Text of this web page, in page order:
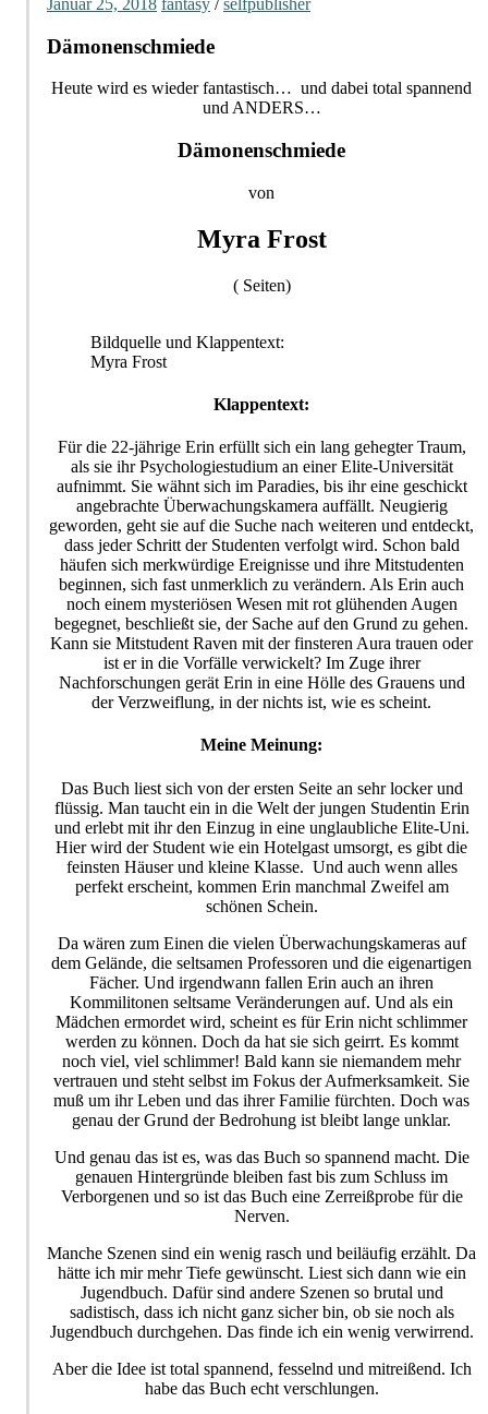
Januar 25, 2018 fantasy /selfpublisher
Dämonenschmiede
Heute wird es wieder fantastisch… und dabei total spannend
und ANDERS…
Dämonenschmiede
von
Myra Frost
( Seiten)
Bildquelle und Klappentext:
Myra Frost
Klappentext:
Für die 22-jährige Erin erfüllt sich ein lang gehegter Traum,
als sie ihr Psychologiestudium an einer Elite-Universität
aufnimmt. Sie wähnt sich im Paradies, bis ihr eine geschickt
angebrachte Überwachungskamera auffällt. Neugierig
geworden, geht sie auf die Suche nach weiteren und entdeckt,
dass jeder Schritt der Studenten verfolgt wird. Schon bald
häufen sich merkwürdige Ereignisse und ihre Mitstudenten
beginnen, sich fast unmerklich zu verändern. Als Erin auch
noch einem mysteriösen Wesen mit rot glühenden Augen
begegnet, beschließt sie, der Sache auf den Grund zu gehen.
Kann sie Mitstudent Raven mit der finsteren Aura trauen oder
ist er in die Vorfälle verwickelt? Im Zuge ihrer
Nachforschungen gerät Erin in eine Hölle des Grauens und
der Verzweiflung, in der nichts ist, wie es scheint.
Meine Meinung:
Das Buch liest sich von der ersten Seite an sehr locker und
flüssig. Man taucht ein in die Welt der jungen Studentin Erin
und erlebt mit ihr den Einzug in eine unglaubliche Elite-Uni.
Hier wird der Student wie ein Hotelgast umsorgt, es gibt die
feinsten Häuser und kleine Klasse. Und auch wenn alles
perfekt erscheint, kommen Erin manchmal Zweifel am
schönen Schein.
Da wären zum Einen die vielen Überwachungskameras auf
dem Gelände, die seltsamen Professoren und die eigenartigen
Fächer. Und irgendwann fallen Erin auch an ihren
Kommilitonen seltsame Veränderungen auf. Und als ein
Mädchen ermordet wird, scheint es für Erin nicht schlimmer
werden zu können. Doch da hat sie sich geirrt. Es kommt
noch viel, viel schlimmer! Bald kann sie niemandem mehr
vertrauen und steht selbst im Fokus der Aufmerksamkeit. Sie
muß um ihr Leben und das ihrer Familie fürchten. Doch was
genau der Grund der Bedrohung ist bleibt lange unklar.
Und genau das ist es, was das Buch so spannend macht. Die
genauen Hintergründe bleiben fast bis zum Schluss im
Verborgenen und so ist das Buch eine Zerreißprobe für die
Nerven.
Manche Szenen sind ein wenig rasch und beiläufig erzählt. Da
hätte ich mir mehr Tiefe gewünscht. Liest sich dann wie ein
Jugendbuch. Dafür sind andere Szenen so brutal und
sadistisch, dass ich nicht ganz sicher bin, ob sie noch als
Jugendbuch durchgehen. Das finde ich ein wenig verwirrend.
Aber die Idee ist total spannend, fesselnd und mitreißend. Ich
habe das Buch echt verschlungen.